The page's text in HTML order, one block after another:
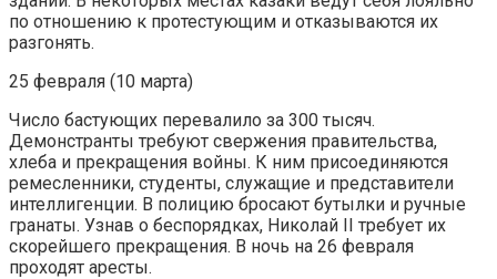
по отношению к протестующим и отказываются их
разгонять.
25 февраля (10 марта)
Число бастующих перевалило за 300 тысяч.
Демонстранты требуют свержения правительства,
хлеба и прекращения войны. К ним присоединяются
ремесленники, студенты, служащие и представители
интеллигенции. В полицию бросают бутылки и ручные
гранаты. Узнав о беспорядках, Николай II требует их
скорейшего прекращения. В ночь на 26 февраля
проходят аресты.